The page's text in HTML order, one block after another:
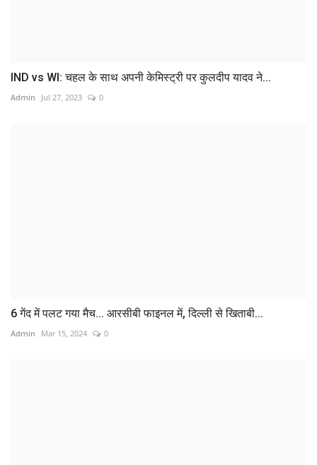
IND vs WI: चहल के साथ अपनी केमिस्‍ट्री पर कुलदीप यादव ने...
Admin Jul 27, 2023 0
6 गेंद में पलट गया मैच... आरसीबी फाइनल में, दिल्ली से खिताबी...
Admin Mar 15, 2024 0